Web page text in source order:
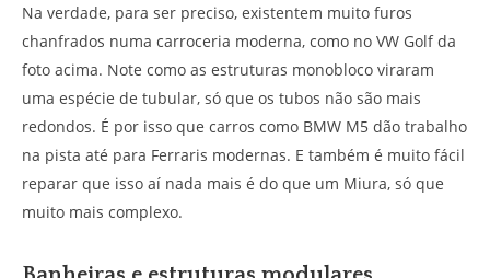
Na verdade, para ser preciso, existentem muito furos
chanfrados numa carroceria moderna, como no VW Golf da
foto acima. Note como as estruturas monobloco viraram
uma espécie de tubular, só que os tubos não são mais
redondos. É por isso que carros como BMW M5 dão trabalho
na pista até para Ferraris modernas. E também é muito fácil
reparar que isso aí nada mais é do que um Miura, só que
muito mais complexo.